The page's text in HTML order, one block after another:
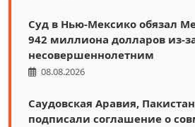
Суд в Нью-Мексико обязал
942 миллиона долларов из-
несовершеннолетним
08.08.2026
Саудовская Аравия,
подписали соглашение о